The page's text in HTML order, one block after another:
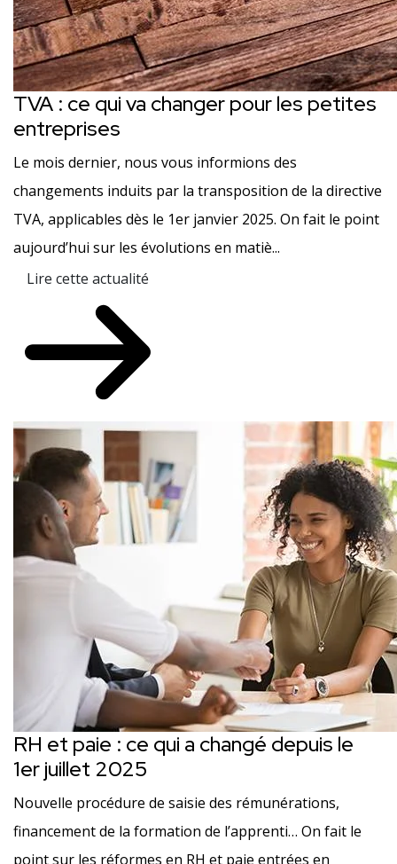
TVA : ce qui va changer pour les petites
entreprises
Le mois dernier, nous vous informions des
changements induits par la transposition de la directive
TVA, applicables dès le 1er janvier 2025. On fait le point
aujourd’hui sur les évolutions en matiè...
Lire cette actualité
RH et paie : ce qui a changé depuis le
1er juillet 2025
Nouvelle procédure de saisie des rémunérations,
financement de la formation de l’apprenti… On fait le
point sur les réformes en RH et paie entrées en